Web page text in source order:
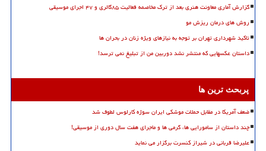
گزارش آماری معاونت هنری بعد از ترک مخاصمه فعالیت ۸۵گالری و ۴۷ اجرای موسیقی
روش های درمان ریزش مو
تاکید شهرداری تهران بر توجه به نیازهای ویژه زنان در بحران ها
داستان عکسهایی که منتشر نشد دوربین من از تبلیغ نمی ترسد!
پربحث ترین ها
ضعف آمریکا در مقابل حملات موشکی ایران سوژه کارلوس لطوف شد
چند داستان از سامورایی ها، گرمی ها و ماجرای هفت سال دوری از موسیقی!
علیرضا قربانی در شیراز کنسرت برگزار می نماید